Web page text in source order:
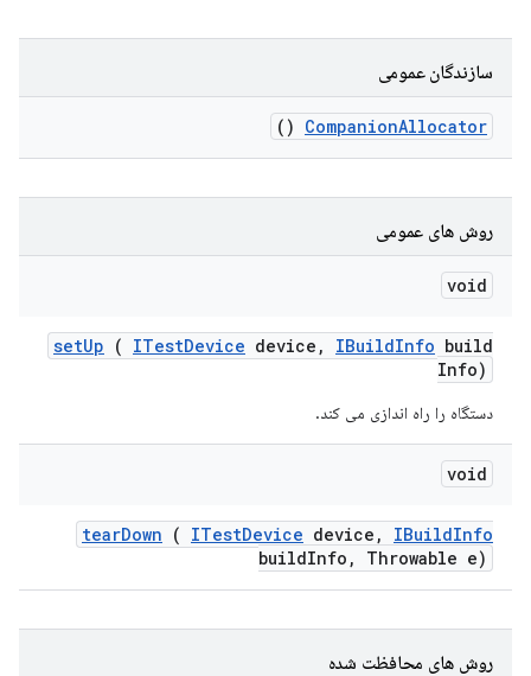
سازندگان عمومی
CompanionAllocator
()
روش های عمومی
void
setUp ( ITestDevice device , IBuildInfo build
Info)
دستگاه را راه اندازی می کند.
void
tearDown ( ITestDevice device , IBuildInfo
buildInfo , Throwable e)
روش های محافظت شده